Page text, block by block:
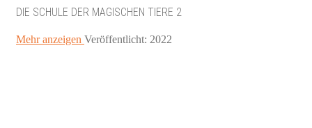
DIE SCHULE DER MAGISCHEN TIERE 2
Mehr anzeigen Veröffentlicht: 2022